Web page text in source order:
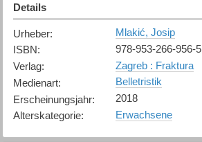
Details
Urheber:
Mlakić, Josip
ISBN:
978-953-266-956-5
Verlag:
Zagreb : Fraktura
Medienart:
Belletristik
Erscheinungsjahr:
2018
Alterskategorie: Erwachsene